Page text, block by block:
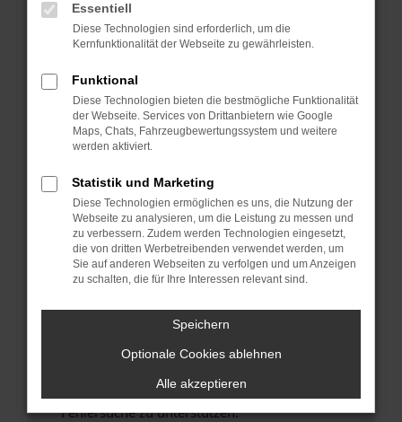
können das Laden bestimmter Seiten
verhindern. Funktioniert die Seite in einem
Fenster?
Starte dein Gerät neu.
Das kann manchmal helfen, vorübergehende
Probleme zu beheben.
Betriebssystem auf dem neuesten Stand
sind.
Veraltete Software birgt nicht nur ein
Sicherheitsrisiko, sondern kann auch dazu
führen, dass bestimmte Funktionen nicht mehr
unterstützt werden.
Wende dich an den Webseitenbetreiber.
Wenn du alle oben genannten Schritte versucht
hast, kontaktiere uns bitte. Wir werden
uns diesen Text schicken, um uns bei der
Fehlersuche zu unterstützen:
Essentiell
Diese Technologien sind erforderlich, um die
Kernfunktionalität der Webseite zu gewährleisten.
Funktional
Diese Technologien bieten die bestmögliche Funktionalität
der Webseite. Services von Drittanbietern wie Google
Maps, Chats, Fahrzeugbewertungssystem und weitere
werden aktiviert.
Statistik und Marketing
Diese Technologien ermöglichen es uns, die Nutzung der
Webseite zu analysieren, um die Leistung zu messen und
zu verbessern. Zudem werden Technologien eingesetzt,
die von dritten Werbetreibenden verwendet werden, um
Sie auf anderen Webseiten zu verfolgen und um Anzeigen
zu schalten, die für Ihre Interessen relevant sind.
Speichern
Optionale Cookies ablehnen
Alle akzeptieren